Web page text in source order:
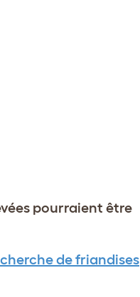
pourraient être
de friandises